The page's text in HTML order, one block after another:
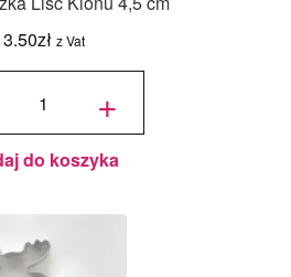
3.50zł z Vat
+
do koszyka